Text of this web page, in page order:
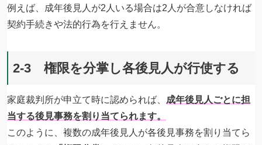
例えば、成年後見人が2人いる場合は2人が合意しなければ
契約手続きや法的行為を行えません。
2-3 権限を分掌し各後見人が行使する
家庭裁判所が申立て時に認められば、 成年後見人ごとに担
当する後見事務を割り当てられます。
このように、複数の成年後見人が各後見事務を割り当てら